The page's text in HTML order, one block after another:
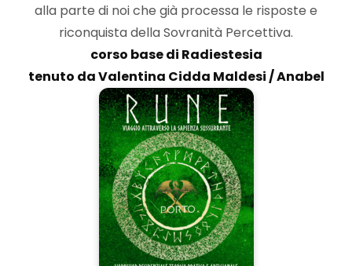
alla parte di noi che già processa le risposte e
riconquista della Sovranità Percettiva.
corso base di Radiestesia
tenuto da Valentina Cidda Maldesi / Anabel